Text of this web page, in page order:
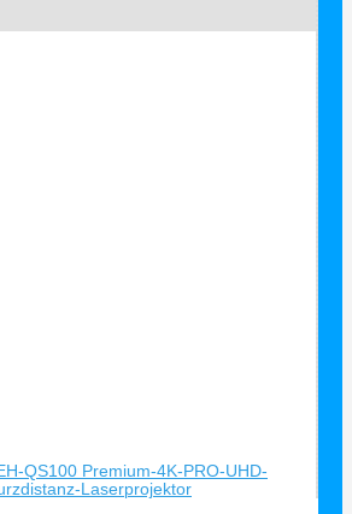
QS100 Premium-4K-PRO-UHD-
Laserprojektor